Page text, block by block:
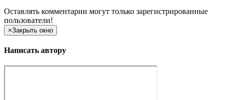
Оставлять комментарии могут только зарегистрированные
пользователи!
×Закрыть окно
Написать автору